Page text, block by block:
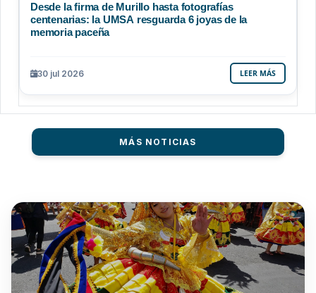
Desde la firma de Murillo hasta fotografías
centenarias: la UMSA resguarda 6 joyas de la
memoria paceña
30 jul 2026 LEER MÁS
MÁS NOTICIAS